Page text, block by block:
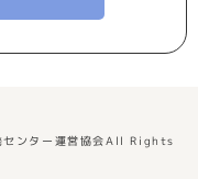
ンター運営協会All Rights